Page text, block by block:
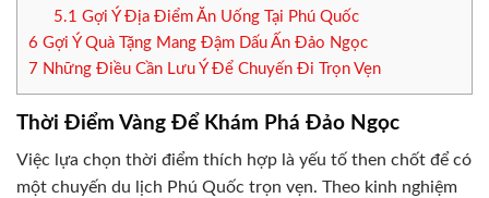
5.1 Gợi Ý Địa Điểm Ăn Uống Tại Phú Quốc
6 Gợi Ý Quà Tặng Mang Đậm Dấu Ấn Đảo Ngọc
7 Những Điều Cần Lưu Ý Để Chuyến Đi Trọn Vẹn
Thời Điểm Vàng Để Khám Phá Đảo Ngọc
Việc lựa chọn thời điểm thích hợp là yếu tố then chốt để có
một chuyến du lịch Phú Quốc trọn vẹn. Theo kinh nghiệm